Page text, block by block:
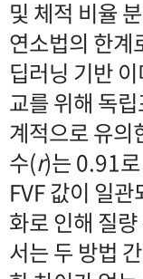
및 체적 비율
연소법의 한계
딥러닝 기반
교를 위해 독
계적으로 유
수(r)는 0.91
FVF 값이 일
화로 인해 질
서는 두 방법